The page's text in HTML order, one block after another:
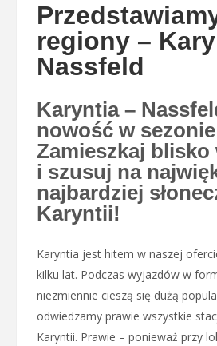
regiony –
Nassfeld
Karyntia –
nowość w sezonie
Zamieszkaj blisko
i szusuj na
najbardziej
Karyntii!
Karyntia jest hitem w naszej
kilku lat. Podczas wyjazdów w
niezmiennie cieszą się dużą
odwiedzamy prawie wszystkie
Karyntii. Prawie – ponieważ przy